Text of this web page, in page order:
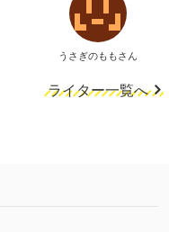
うさぎのももさん
ライター一覧へ